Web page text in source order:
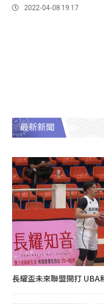
2022-04-08 19:17
最新新聞
長耀盃未來聯盟開打 UBA